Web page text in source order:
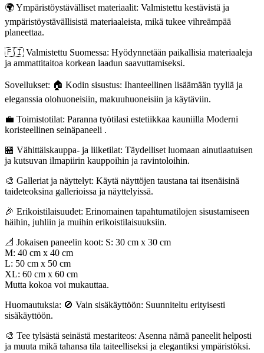
🌍 Ympäristöystävälliset materiaalit: Valmistettu kestävistä ja
ympäristöystävällisistä materiaaleista, mikä tukee vihreämpää
planeettaa.
🇫🇮 Valmistettu Suomessa: Hyödynnetään paikallisia materiaaleja
ja ammattitaitoa korkean laadun saavuttamiseksi.
Sovellukset: 🏠 Kodin sisustus: Ihanteellinen lisäämään tyyliä ja
eleganssia olohuoneisiin, makuuhuoneisiin ja käytäviin.
💼 Toimistotilat: Paranna työtilasi estetiikkaa kauniilla Moderni
koristeellinen seinäpaneeli .
🏪 Vähittäiskauppa- ja liiketilat: Täydelliset luomaan ainutlaatuisen
ja kutsuvan ilmapiirin kauppoihin ja ravintoloihin.
🎨 Galleriat ja näyttelyt: Käytä näyttöjen taustana tai itsenäisinä
taideteoksina gallerioissa ja näyttelyissä.
🎉 Erikoistilaisuudet: Erinomainen tapahtumatilojen sisustamiseen
häihin, juhliin ja muihin erikoistilaisuuksiin.
📐 Jokaisen paneelin koot: S: 30 cm x 30 cm
M: 40 cm x 40 cm
L: 50 cm x 50 cm
XL: 60 cm x 60 cm
Mutta kokoa voi mukauttaa.
Huomautuksia: 🚫 Vain sisäkäyttöön: Suunniteltu erityisesti
sisäkäyttöön.
🎨 Tee tylsästä seinästä mestariteos: Asenna nämä paneelit helposti
ja muuta mikä tahansa tila taiteelliseksi ja elegantiksi ympäristöksi.